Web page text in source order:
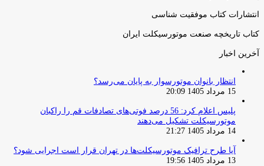
انتشارات کتاب موفقیت شناسی
کتاب تاریخچه صنعت موتورسیکلت ایران
آخرین اخبار
انتظار بانوان موتورسوار به پایان می‌رسد؟
15 مرداد 1405 20:09
پلیس اعلام کرد: 56 درصد فوتی‌های تصادفات قم را راکبان
موتورسیکلت تشکیل می‌دهند
14 مرداد 1405 21:27
آیا طرح ترافیک موتورسیکلت‌ها در تهران قرار است اجرایی شود؟
13 مرداد 1405 19:56